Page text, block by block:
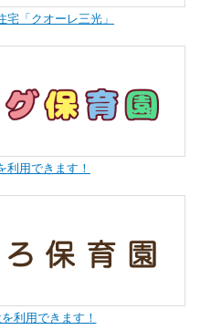
「クオーレ三光」
利用できます！
利用できます！